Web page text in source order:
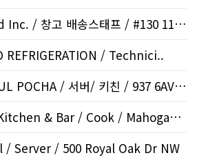
21Century Seafood Inc. / 창고 배송스태프 / #130 1108..
REFRIGERATION / Technici..
[답글] 소울포차/SOUL POCHA / 서버/ 키친 / 937 6AVE..
청담 CheongDam Kitchen & Bar / Cook / Mahogany SE
Server / 500 Royal Oak Dr NW